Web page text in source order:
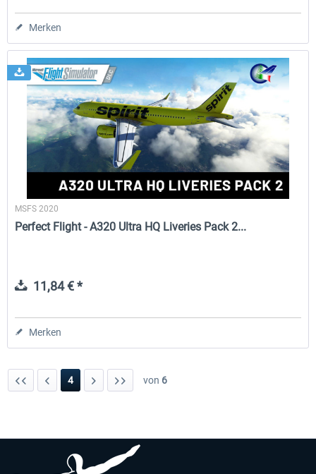
Merken
MSFS 2020
Perfect Flight - A320 Ultra HQ Liveries Pack 2...
11,84 € *
Merken
4 von 6